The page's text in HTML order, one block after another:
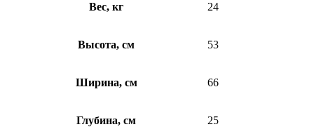
Вес, кг 24
Высота, см 53
Ширина, см 66
Глубина, см 25